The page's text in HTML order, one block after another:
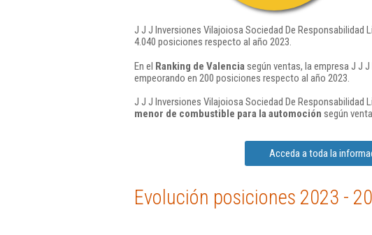
J J J Inversiones Vilajoiosa Sociedad De Responsabilidad
4.040 posiciones respecto al año 2023.
En el Ranking de Valencia según ventas, la empresa J J
empeorando en 200 posiciones respecto al año 2023.
J J J Inversiones Vilajoiosa Sociedad De Responsabilidad
menor de combustible para la automoción según
Acceda a toda la
Evolución posiciones 2023 -